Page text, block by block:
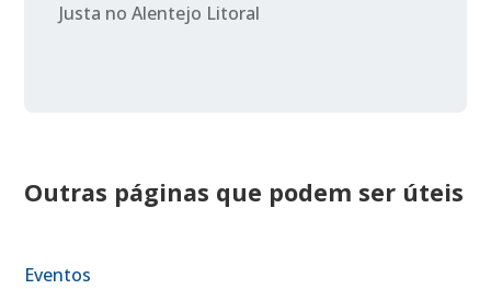
Justa no Alentejo Litoral
Outras páginas que podem ser úteis
Eventos